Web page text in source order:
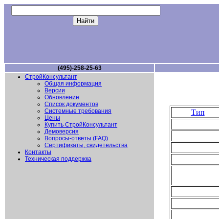
(495)-258-25-63
СтройКонсультант
Общая информация
Версии
Обновление
Список документов
Системные требования
Цены
Купить СтройКонсультант
Демоверсия
Вопросы-ответы (FAQ)
Сертификаты, свидетельства
Контакты
Техническая поддержка
Тип